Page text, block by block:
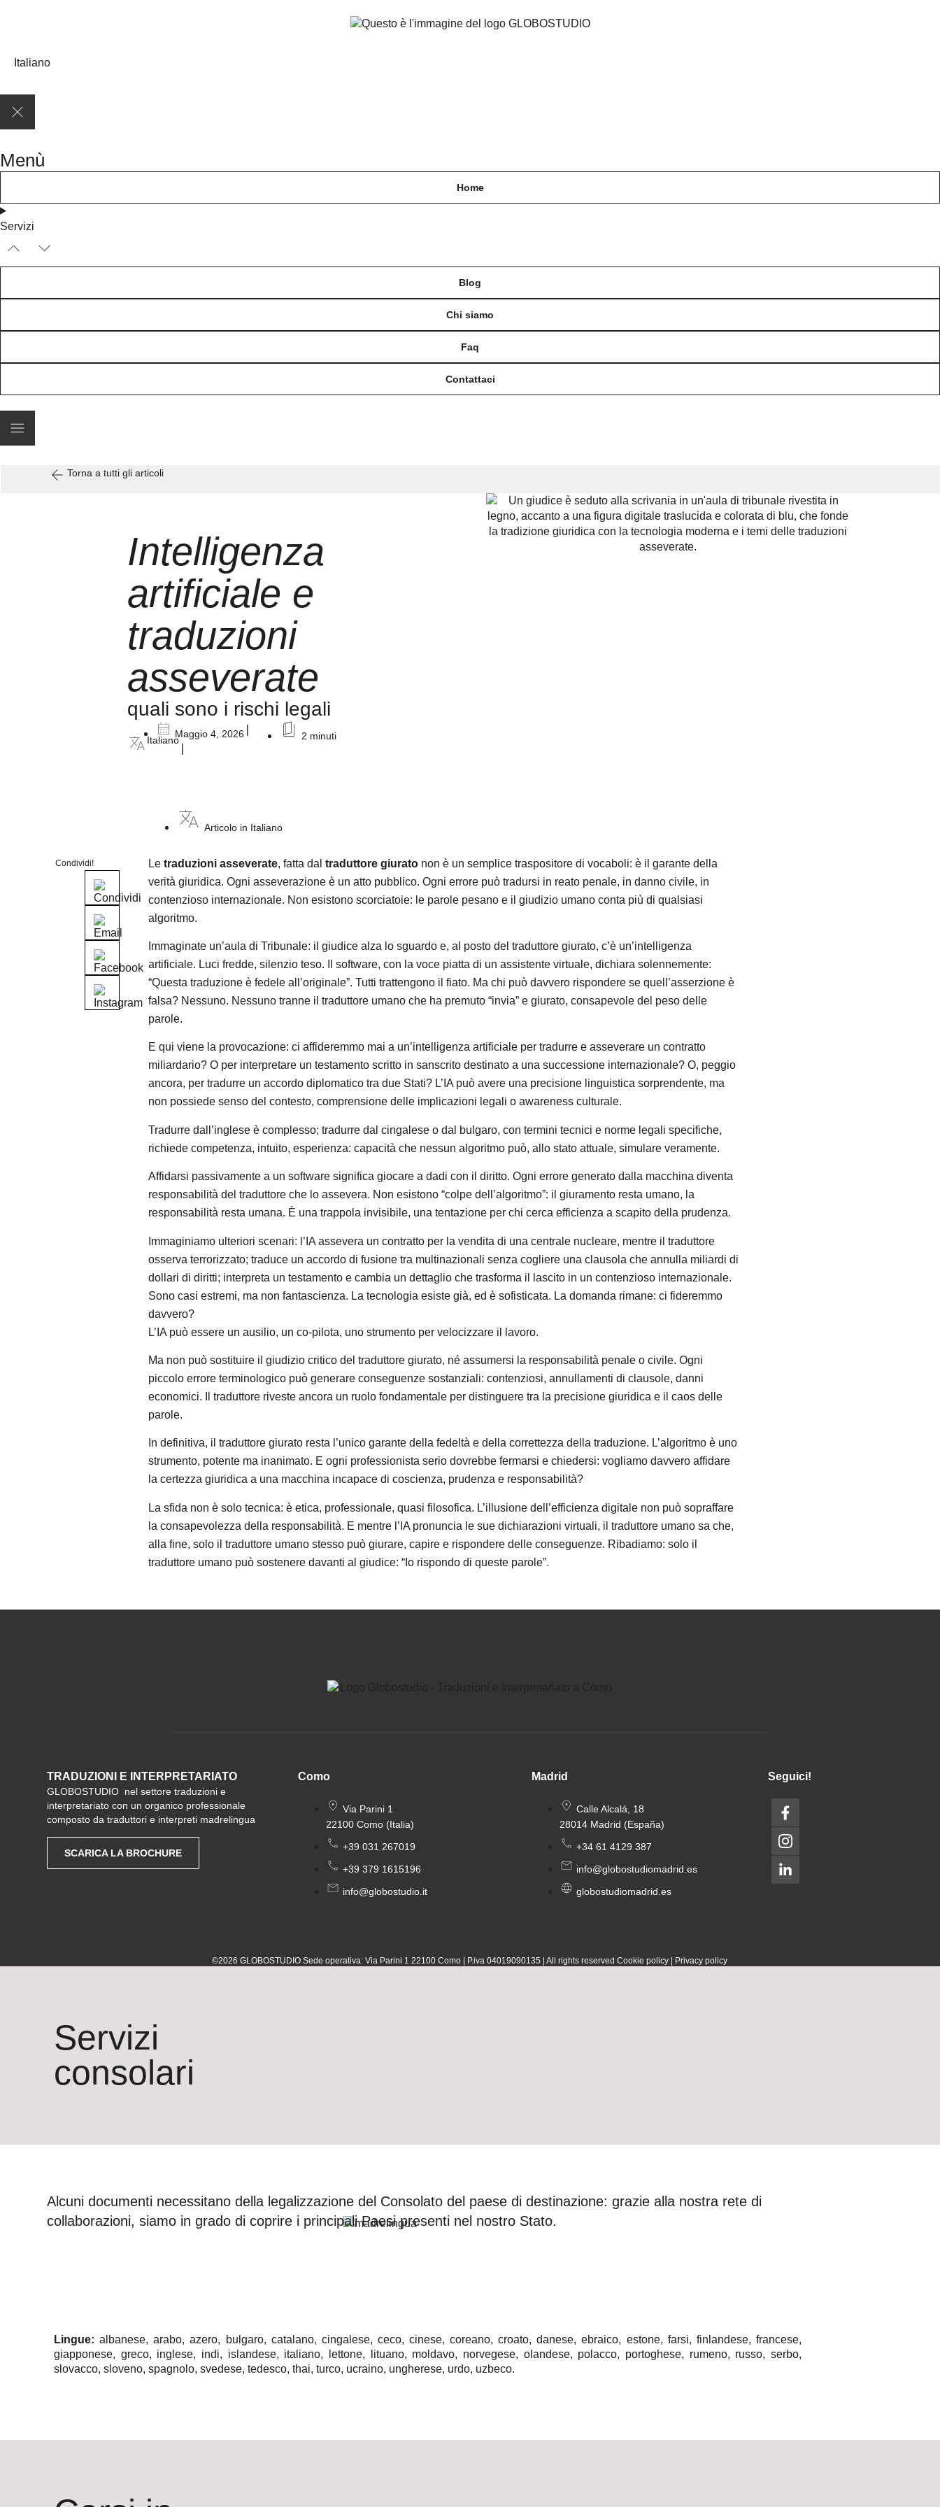
Italiano
Menù
Home
Servizi
Blog
Chi siamo
Faq
Contattaci
Torna a tutti gli articoli
Intelligenza
artificiale e
traduzioni
asseverate
quali sono i rischi legali
Maggio 4, 2026 2 minuti
Italiano
Articolo in Italiano
Condividi! Letraduzioni asseverate, fatta daltraduttore giurato non è un semplice traspositore di vocaboli: è il garante della
verità giuridica. Ogni asseverazione è un atto pubblico. Ogni errore può tradursi in reato penale, in danno civile, in
contenzioso internazionale. Non esistono scorciatoie: le parole pesano e il giudizio umano conta più di qualsiasi
algoritmo.
Immaginate un’aula di Tribunale: il giudice alza lo sguardo e, al posto del traduttore giurato, c’è un’intelligenza
artificiale. Luci fredde, silenzio teso. Il software, con la voce piatta di un assistente virtuale, dichiara solennemente:
“Questa traduzione è fedele all’originale”. Tutti trattengono il fiato. Ma chi può davvero rispondere se quell’asserzione è
falsa? Nessuno. Nessuno tranne il traduttore umano che ha premuto “invia” e giurato, consapevole del peso delle
parole.
E qui viene la provocazione: ci affideremmo mai a un’intelligenza artificiale per tradurre e asseverare un contratto
miliardario? O per interpretare un testamento scritto in sanscrito destinato a una successione internazionale? O, peggio
ancora, per tradurre un accordo diplomatico tra due Stati? L’IA può avere una precisione linguistica sorprendente, ma
non possiede senso del contesto, comprensione delle implicazioni legali o awareness culturale.
Tradurre dall’inglese è complesso; tradurre dal cingalese o dal bulgaro, con termini tecnici e norme legali specifiche,
richiede competenza, intuito, esperienza: capacità che nessun algoritmo può, allo stato attuale, simulare veramente.
Affidarsi passivamente a un software significa giocare a dadi con il diritto. Ogni errore generato dalla macchina diventa
responsabilità del traduttore che lo assevera. Non esistono “colpe dell’algoritmo”: il giuramento resta umano, la
responsabilità resta umana. È una trappola invisibile, una tentazione per chi cerca efficienza a scapito della prudenza.
Immaginiamo ulteriori scenari: l’IA assevera un contratto per la vendita di una centrale nucleare, mentre il traduttore
osserva terrorizzato; traduce un accordo di fusione tra multinazionali senza cogliere una clausola che annulla miliardi di
dollari di diritti; interpreta un testamento e cambia un dettaglio che trasforma il lascito in un contenzioso internazionale.
Sono casi estremi, ma non fantascienza. La tecnologia esiste già, ed è sofisticata. La domanda rimane: ci fideremmo
davvero?
L’IA può essere un ausilio, un co-pilota, uno strumento per velocizzare il lavoro.
Ma non può sostituire il giudizio critico del traduttore giurato, né assumersi la responsabilità penale o civile. Ogni
piccolo errore terminologico può generare conseguenze sostanziali: contenziosi, annullamenti di clausole, danni
economici. Il traduttore riveste ancora un ruolo fondamentale per distinguere tra la precisione giuridica e il caos delle
parole.
In definitiva, il traduttore giurato resta l’unico garante della fedeltà e della correttezza della traduzione. L’algoritmo è uno
strumento, potente ma inanimato. E ogni professionista serio dovrebbe fermarsi e chiedersi: vogliamo davvero affidare
la certezza giuridica a una macchina incapace di coscienza, prudenza e responsabilità?
La sfida non è solo tecnica: è etica, professionale, quasi filosofica. L’illusione dell’efficienza digitale non può sopraffare
la consapevolezza della responsabilità. E mentre l’IA pronuncia le sue dichiarazioni virtuali, il traduttore umano sa che,
alla fine, solo il traduttore umano stesso può giurare, capire e rispondere delle conseguenze. Ribadiamo: solo il
traduttore umano può sostenere davanti al giudice: “Io rispondo di queste parole”.
TRADUZIONI E INTERPRETARIATO
GLOBOSTUDIO nel settore traduzioni e
interpretariato con un organico professionale
composto da traduttori e interpreti madrelingua
SCARICA LA BROCHURE
Como
Via Parini 1
22100 Como (Italia)
+39 031 267019
+39 379 1615196
info@globostudio.it
Madrid
Calle Alcalá, 18
28014 Madrid (España)
+34 61 4129 387
info@globostudiomadrid.es
globostudiomadrid.es
Seguici!
©2026 GLOBOSTUDIO Sede operativa: Via Parini 1 221‌00 Como | P.iva 040190‌90135 | All rights reservedCookie policy Privacy policy
Servizi
consolari
Alcuni documenti necessitano della legalizzazione del Consolato del paese di destinazione: grazie alla nostra rete di
collaborazioni, siamo in grado di coprire i principali Paesi presenti nel nostro Stato.
Lingue: albanese, arabo, azero, bulgaro, catalano, cingalese, ceco, cinese, coreano, croato, danese, ebraico, estone, farsi, finlandese, francese,
giapponese, greco, inglese, indi, islandese, italiano, lettone, lituano, moldavo, norvegese, olandese, polacco, portoghese, rumeno, russo, serbo,
slovacco, sloveno, spagnolo, svedese, tedesco, thai, turco, ucraino, ungherese, urdo, uzbeco.